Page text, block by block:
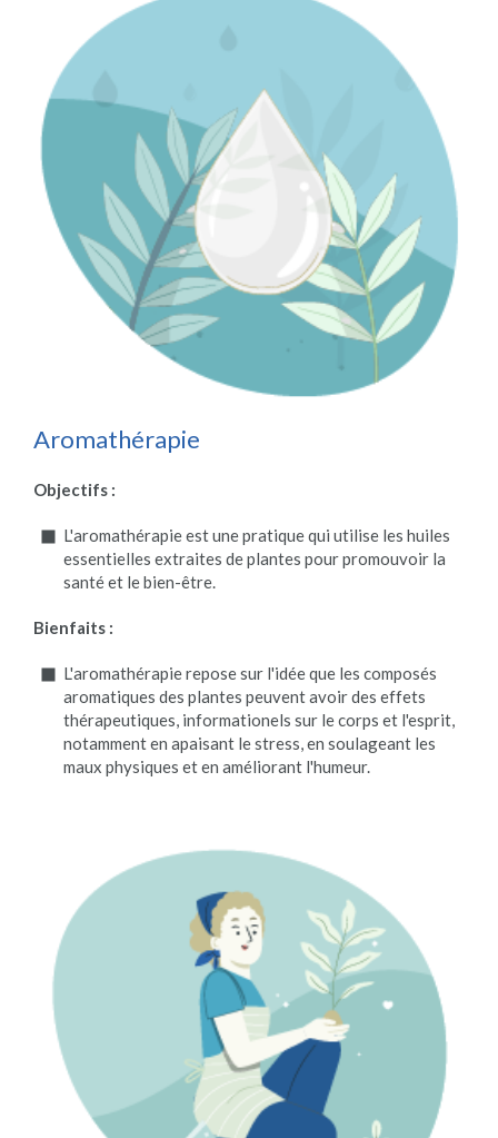
Aromathérapie
Objectifs :
L'aromathérapie est une pratique qui utilise les huiles
essentielles extraites de plantes pour promouvoir la
santé et le bien-être.
Bienfaits :
L'aromathérapie repose sur l'idée que les composés
aromatiques des plantes peuvent avoir des effets
thérapeutiques, informationels sur le corps et l'esprit,
notamment en apaisant le stress, en soulageant les
maux physiques et en améliorant l'humeur.